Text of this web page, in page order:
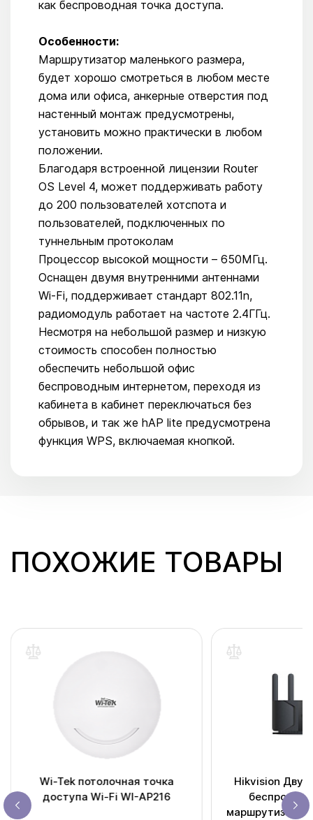
как беспроводная точка доступа.
Особенности:
Маршрутизатор маленького размера,
будет хорошо смотреться в любом месте
дома или офиса, анкерные отверстия под
настенный монтаж предусмотрены,
установить можно практически в любом
положении.
Благодаря встроенной лицензии Router
OS Level 4, может поддерживать работу
до 200 пользователей хотспота и
пользователей, подключенных по
туннельным протоколам
Процессор высокой мощности – 650МГц.
Оснащен двумя внутренними антеннами
Wi-Fi, поддерживает стандарт 802.11n,
радиомодуль работает на частоте 2.4ГГц.
Несмотря на небольшой размер и низкую
стоимость способен полностью
обеспечить небольшой офис
беспроводным интернетом, переходя из
кабинета в кабинет переключаться без
обрывов, и так же hAP lite предусмотрена
функция WPS, включаемая кнопкой.
ПОХОЖИЕ ТОВАРЫ
Wi-Tek потолочная точка
доступа Wi-Fi WI-AP216
Hikvision
беспроводной
маршрутизатор